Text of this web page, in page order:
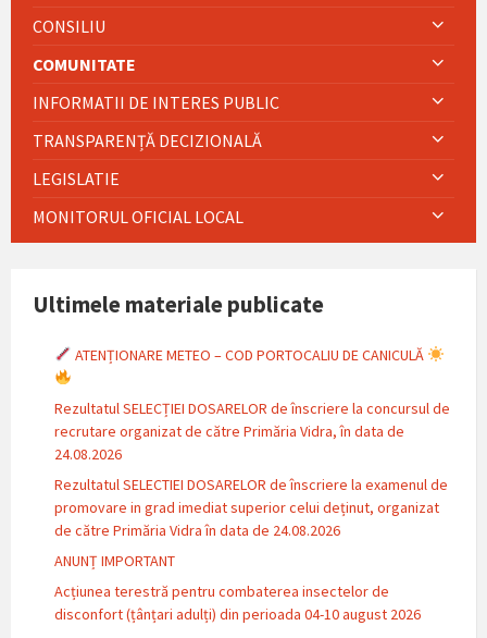
CONSILIU
COMUNITATE
INFORMATII DE INTERES PUBLIC
TRANSPARENȚĂ DECIZIONALĂ
LEGISLATIE
MONITORUL OFICIAL LOCAL
Ultimele materiale publicate
ATENȚIONARE METEO – COD PORTOCALIU DE CANICULĂ
Rezultatul SELECȚIEI DOSARELOR de înscriere la concursul de
recrutare organizat de către Primăria Vidra, în data de
24.08.2026
Rezultatul SELECTIEI DOSARELOR de înscriere la examenul de
promovare in grad imediat superior celui deținut, organizat
de către Primăria Vidra în data de 24.08.2026
ANUNȚ IMPORTANT
Acțiunea terestră pentru combaterea insectelor de
disconfort (țânțari adulți) din perioada 04-10 august 2026